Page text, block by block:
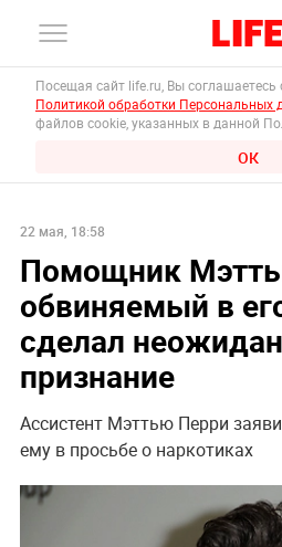
Посещая сайт life.ru, Вы соглашаетесь
Политикой обработки Персональных
файлов cookie, указанных в данной
ОК
22 мая, 18:58
Помощник
обвиняемый в
сделал
признание
Ассистент Мэттью Перри
ему в просьбе о наркотиках